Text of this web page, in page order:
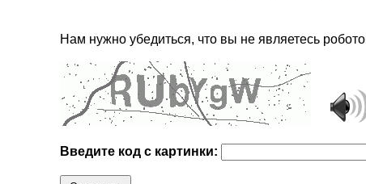
Нам нужно убедиться, что вы не являетесь
Введите код с картинки: